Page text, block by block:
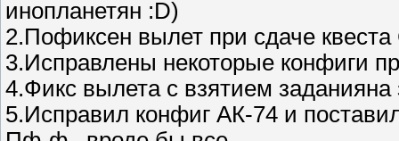
инопланетян :D)
2.Пофиксен вылет при сдаче
3.Исправлены некоторые конфиги
4.Фикс вылета с взятием заданияна
5.Исправил конфиг АК-74 и